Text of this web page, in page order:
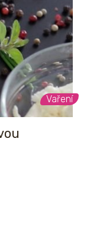
Vaření